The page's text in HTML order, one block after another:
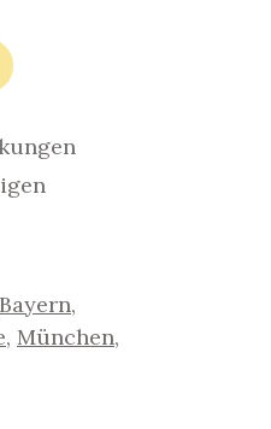
Bayern,
, München,